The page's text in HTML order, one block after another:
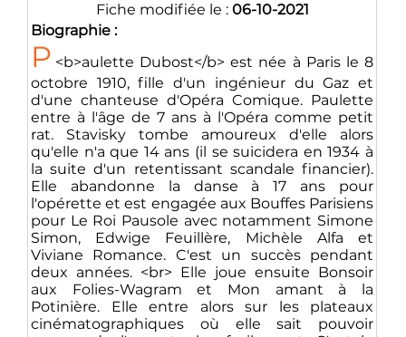
Fiche modifiée le : 06-10-2021
Biographie :
P <b>aulette Dubost</b> est née à Paris le 8
octobre 1910, fille d'un ingénieur du Gaz et
d'une chanteuse d'Opéra Comique. Paulette
entre à l'âge de 7 ans à l'Opéra comme petit
rat. Stavisky tombe amoureux d'elle alors
qu'elle n'a que 14 ans (il se suicidera en 1934 à
la suite d'un retentissant scandale financier).
Elle abandonne la danse à 17 ans pour
l'opérette et est engagée aux Bouffes Parisiens
pour Le Roi Pausole avec notamment Simone
Simon, Edwige Feuillère, Michèle Alfa et
Viviane Romance. C'est un succès pendant
deux années. <br> Elle joue ensuite Bonsoir
aux Folies-Wagram et Mon amant à la
Potinière. Elle entre alors sur les plateaux
cinématographiques où elle sait pouvoir